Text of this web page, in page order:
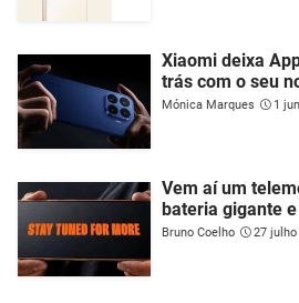
Xiaomi deixa
trás com o seu
Mónica Marques 1
Vem aí um
bateria gigante
Bruno Coelho 27 julho